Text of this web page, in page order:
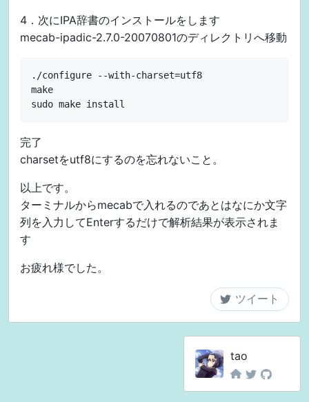
4．次にIPA辞書のインストールをします
mecab-ipadic-2.7.0-20070801のディレクトリへ移動
./configure --with-charset=utf8
make
完了
charsetをutf8にするのを忘れないこと。
以上です。
ターミナルからmecabで入れるのであとはなにか文字
列を入力してEnterするだけで解析結果が表示されま
す
お疲れ様でした。
tao